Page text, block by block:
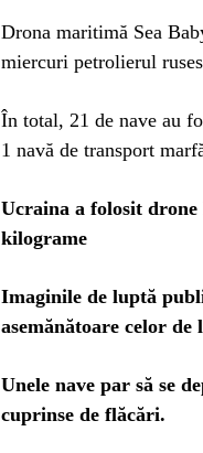
Drona maritimă Sea
miercuri petrolierul
În total, 21 de nave au
1 navă de transport
Ucraina a folosit drone
kilograme
Imaginile de luptă
asemănătoare celor de
Unele nave par să se
cuprinse de flăcări.